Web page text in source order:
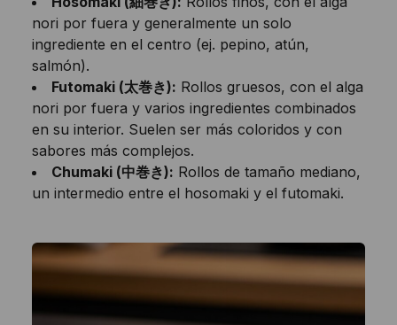
nori por fuera y generalmente un solo
ingrediente en el centro (ej. pepino, atún,
salmón).
Futomaki (太巻き): Rollos gruesos, con el alga
nori por fuera y varios ingredientes combinados
en su interior. Suelen ser más coloridos y con
sabores más complejos.
Chumaki (中巻き): Rollos de tamaño mediano,
un intermedio entre el hosomaki y el futomaki.